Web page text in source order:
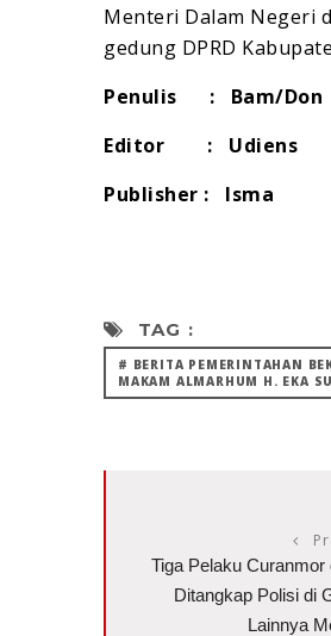
Menteri Dalam Negeri
gedung DPRD
Penulis : Bam/Don
Editor : Udiens
Publisher : Isma
TAG :
# BERITA PEMERINTAHAN
MAKAM ALMARHUM H. EKA
Tiga Pelaku
Ditangkap Polisi di
Lainnya